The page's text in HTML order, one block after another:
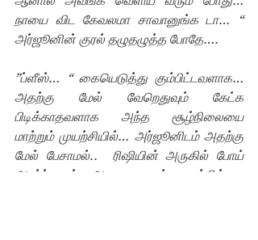
நாயை விட கேவலமா சாவானுங்க டா… “
அர்ஜூனின் குரல் தழுதழுத்த போதே….
”ப்ளீஸ்… “ கையெடுத்து கும்பிட்டவளாக…
அதற்கு மேல் வேறெதுவும் கேட்க
பிடிக்காதவளாக அந்த சூழ்நிலையை
மாற்றும் முயற்சியில்… அர்ஜூனிடம் அதற்கு
மேல் பேசாமல்..  ரிஷியின் அருகில் போய்
அமர்ந்தவள்… அவனை எழுப்ப முயற்சிக்க…